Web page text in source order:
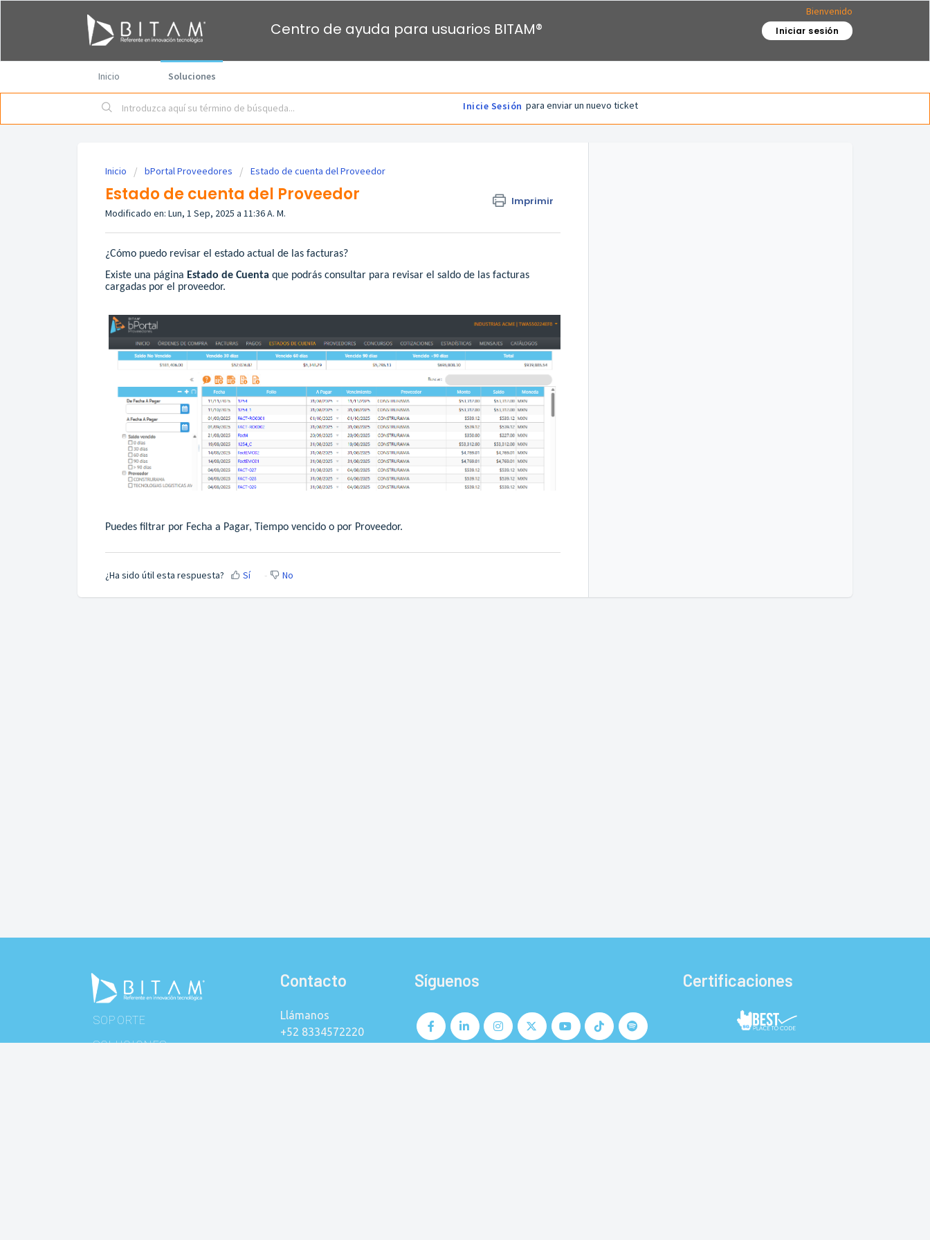
Centro de ayuda para usuarios BITAM®
Bienvenido
Iniciar sesión
Inicio Soluciones
Inicie Sesión para enviar un nuevo ticket
Inicio bPortal Proveedores Estado de cuenta del Proveedor
Estado de cuenta del Proveedor Imprimir
Modificado en: Lun, 1 Sep, 2025 a 11:36 A. M.
¿Cómo puedo revisar el estado actual de las facturas?
Existe una página Estado de Cuenta que podrás consultar para revisar el saldo de las facturas
cargadas por el proveedor.
Puedes filtrar por Fecha a Pagar, Tiempo vencido o por Proveedor.
¿Ha sido útil esta respuesta? Sí No